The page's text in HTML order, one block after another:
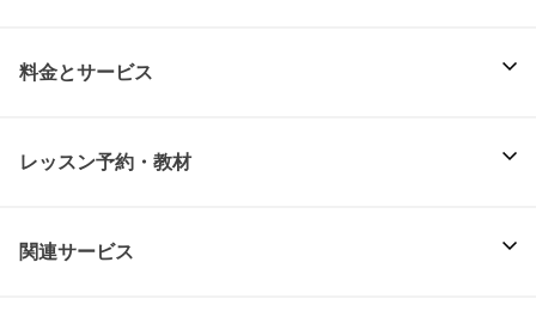
料金とサービス
レッスン予約・教材
関連サービス